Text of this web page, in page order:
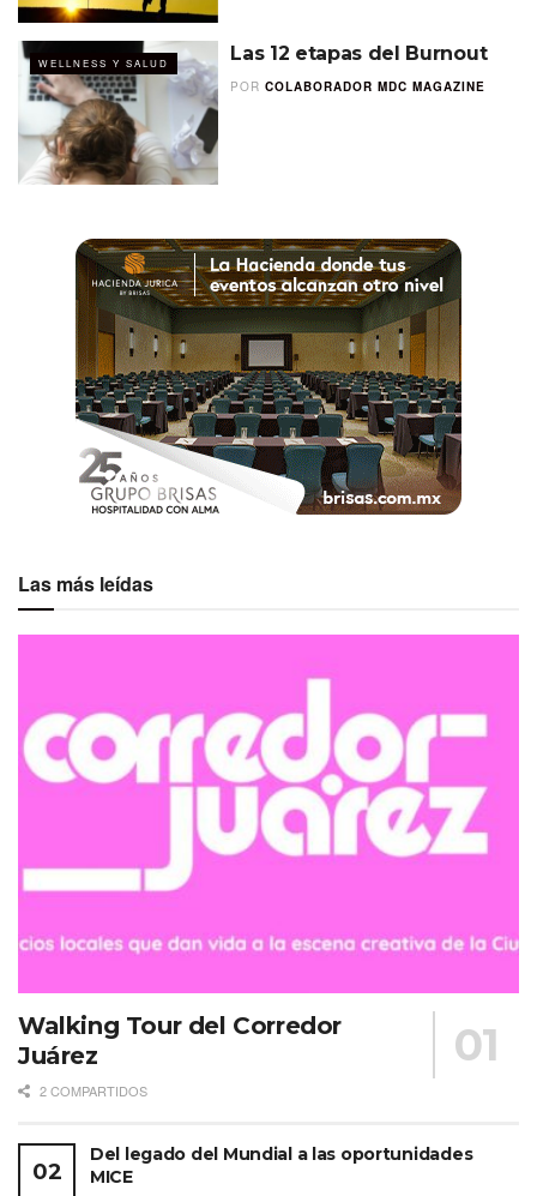
WELLNESS Y SALUD Las 12 etapas del Burnout
POR COLABORADOR MDC MAGAZINE
Las más leídas
Walking Tour del Corredor
Juárez
2 COMPARTIDOS
Del legado del Mundial a las oportunidades
MICE